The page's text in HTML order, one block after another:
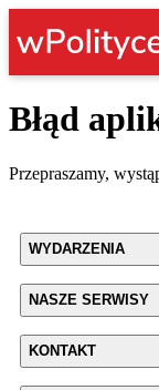
Błąd
Przepraszamy,
WYDARZENIA
NASZE SERWISY
KONTAKT